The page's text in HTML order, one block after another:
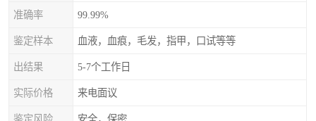
准确率 99.99%
鉴定样本 血液，血痕，毛发，指甲，口试等等
出结果 5-7个工作日
实际价格 来电面议